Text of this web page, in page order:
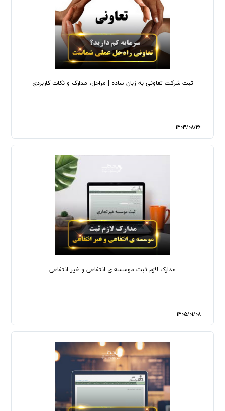
ثبت شرکت تعاونی به زبان ساده | مراحل، مدارک و نکات کاربردی
1403/08/26
مدارک لازم ثبت موسسه ی انتفاعی و غیر انتفاعی
1405/01/08